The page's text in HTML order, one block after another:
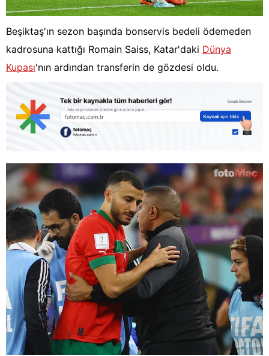
Beşiktaş'ın sezon başında bonservis bedeli ödemeden
kadrosuna kattığı Romain Saiss, Katar'daki Dünya
Kupası'nın ardından transferin de gözdesi oldu.